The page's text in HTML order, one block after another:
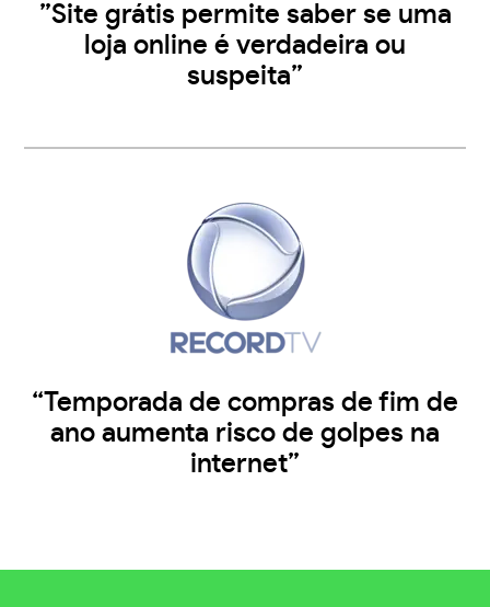
”Site grátis permite saber se uma
loja online é verdadeira ou
suspeita”
“Temporada de compras de fim de
ano aumenta risco de golpes na
internet”